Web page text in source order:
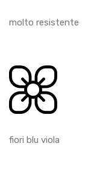
molto resistente
fiori blu viola